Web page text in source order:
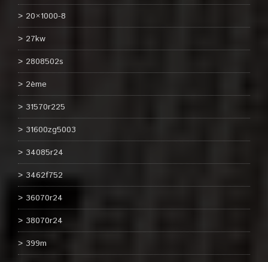
20×1000-8
27kw
2808502s
2ème
31570r225
31600zg5003
34085r24
3462f752
36070r24
38070r24
399m